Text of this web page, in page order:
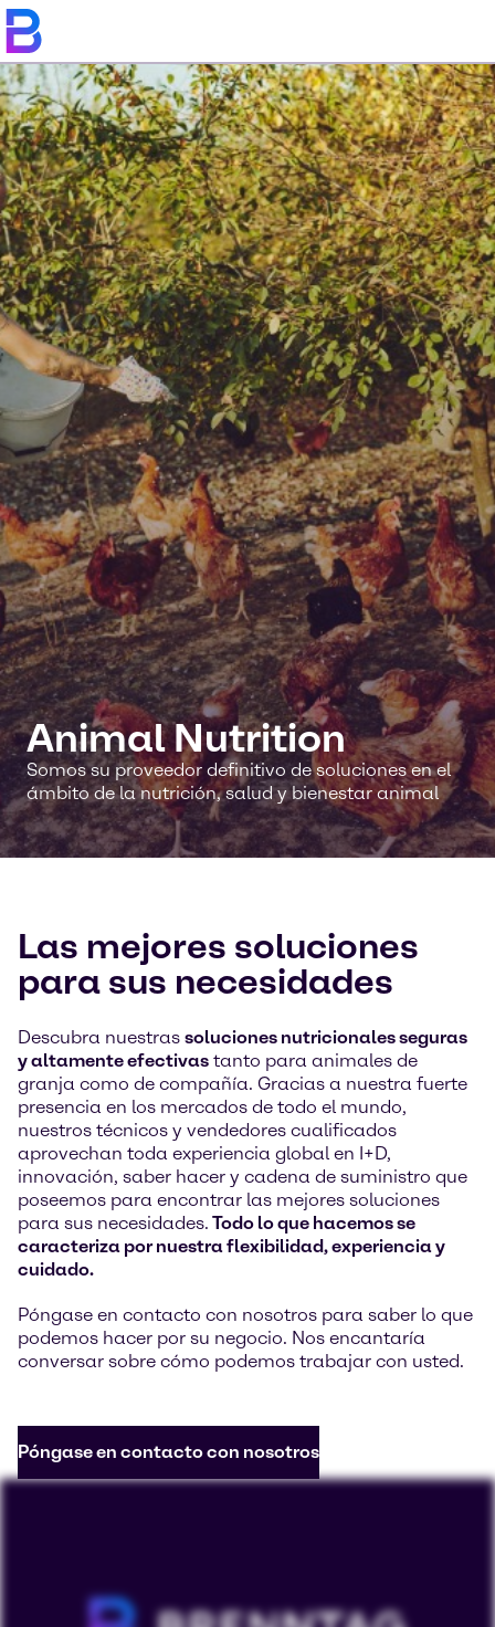
Animal Nutrition
Somos su proveedor definitivo de soluciones en el
ámbito de la nutrición, salud y bienestar animal
Las mejores soluciones
para sus necesidades
Descubra nuestras soluciones nutricionales seguras
y altamente efectivas tanto para animales de
granja como de compañía. Gracias a nuestra fuerte
presencia en los mercados de todo el mundo,
nuestros técnicos y vendedores cualificados
aprovechan toda experiencia global en I+D,
innovación, saber hacer y cadena de suministro que
poseemos para encontrar las mejores soluciones
para sus necesidades. Todo lo que hacemos se
caracteriza por nuestra flexibilidad, experiencia y
cuidado.
Póngase en contacto con nosotros para saber lo que
podemos hacer por su negocio. Nos encantaría
conversar sobre cómo podemos trabajar con usted.
Póngase en contacto con nosotros